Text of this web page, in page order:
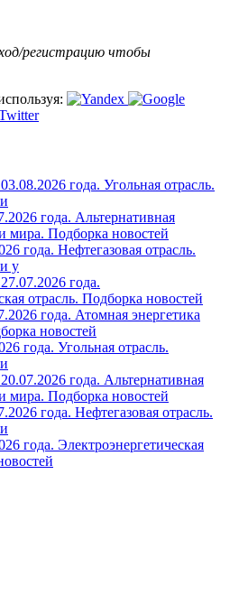
регистрацию чтобы
года. Угольная отрасль.
года. Альтернативная
мира. Подборка новостей
года. Нефтегазовая отрасль.
у
года.
отрасль. Подборка новостей
года. Атомная энергетика
новостей
года. Угольная отрасль.
года. Альтернативная
мира. Подборка новостей
года. Нефтегазовая отрасль.
года. Электроэнергетическая